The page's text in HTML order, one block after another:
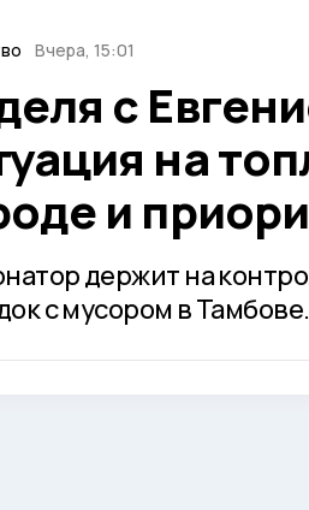
Вчера, 15:01
с
на
и
держит на
с мусором в Тамбове.